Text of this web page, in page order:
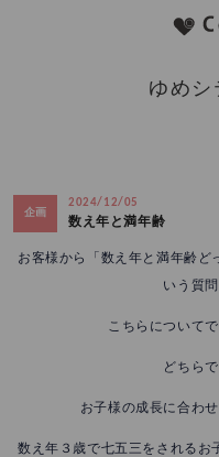
ゆめシ
企画
2024/12/05
数え年と満年齢
お客様から「数え年と満年齢ど
いう質
こちらについて
どちら
お子様の成長に合わ
数え年３歳で七五三をされるお